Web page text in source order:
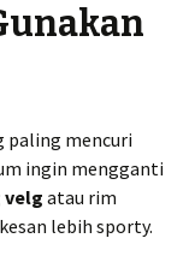
paling mencuri
ingin mengganti
atau rim
lebih sporty.